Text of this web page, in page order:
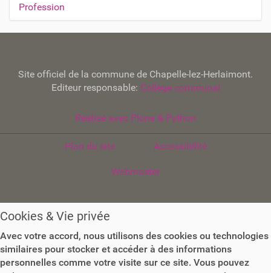
Profession
Site officiel de la commune de Chapelle-lez-Herlaimont.
Editeur responsable: Collège communal
Réalisé avec Plone & Python
Plan du site Accessibilité
Webmaster
Cookies & Vie privée
Avec votre accord, nous utilisons des cookies ou technologies
similaires pour stocker et accéder à des informations
personnelles comme votre visite sur ce site. Vous pouvez